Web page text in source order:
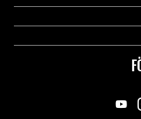
Användbara länkar
Rättsligt & Sekretess
Företag